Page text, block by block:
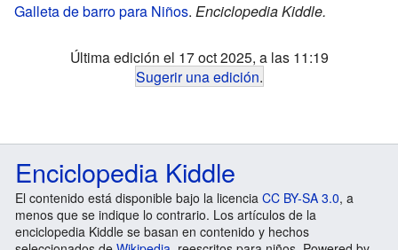
Galleta de barro para Niños. Enciclopedia Kiddle.
Última edición el 17 oct 2025, a las 11:19
Sugerir una edición.
Enciclopedia Kiddle
El contenido está disponible bajo la licencia CC BY-SA 3.0, a
menos que se indique lo contrario. Los artículos de la
enciclopedia Kiddle se basan en contenido y hechos